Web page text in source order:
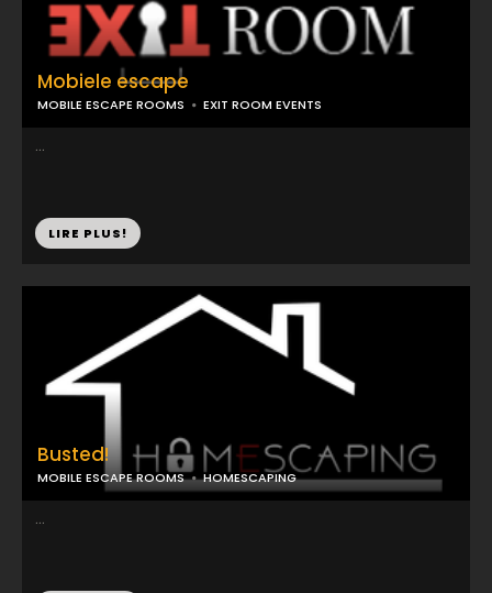
Mobiele escape
MOBILE ESCAPE ROOMS EXIT ROOM EVENTS
...
LIRE PLUS!
Busted!
MOBILE ESCAPE ROOMS HOMESCAPING
...